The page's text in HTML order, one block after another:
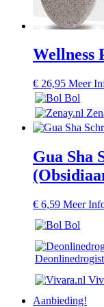
Wellness
€ 26,95 Meer
Bol
Gua Sha
€ 6,59 Meer
Bol
Aanbieding!